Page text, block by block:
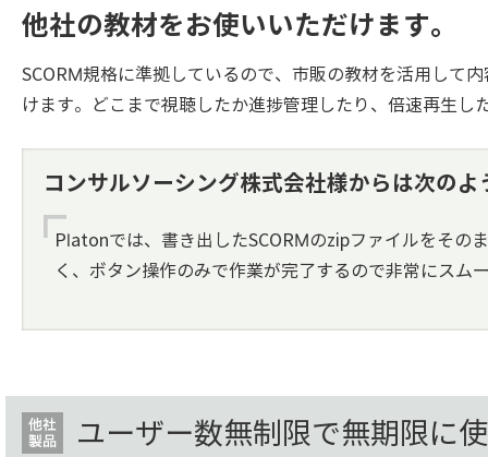
他社の教材をお使いいただけます。
SCORM規格に準拠しているので、市販の教材を活用して
けます。どこまで視聴したか進捗管理したり、倍速再生し
コンサルソーシング株式会社様からは次の
Platonでは、書き出したSCORMのzipファイルをその
く、ボタン操作のみで作業が完了するので非常にスム
ユーザー数無制限で無期限に